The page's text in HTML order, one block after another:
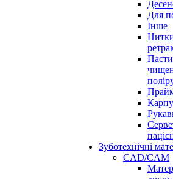
Для
Інше
Зуботехнічні
CAD/CAM